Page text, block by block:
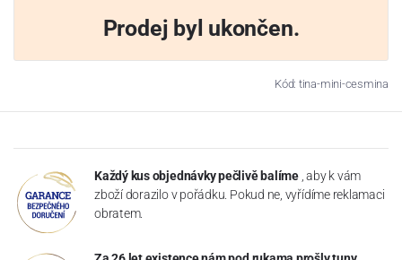
Prodej byl ukončen.
Kód: tina-mini-cesmina
Každý kus objednávky pečlivě balíme , aby k vám
zboží dorazilo v pořádku. Pokud ne, vyřídíme reklamaci
obratem.